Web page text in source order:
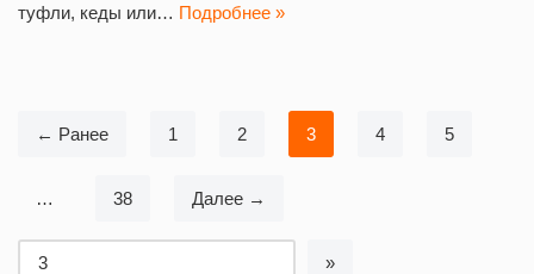
туфли, кеды или… Подробнее »
← Ранее 1 2 3 4 5
… 38 Далее →